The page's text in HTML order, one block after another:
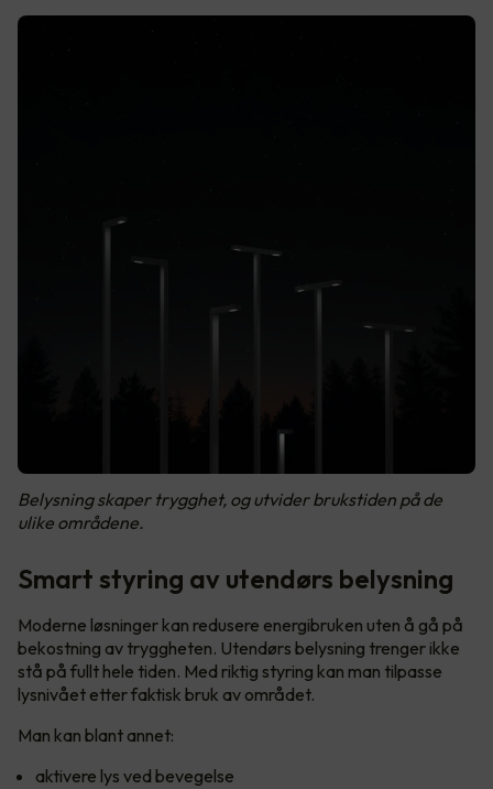
Belysning skaper trygghet, og utvider brukstiden på de
ulike områdene.
Smart styring av utendørs belysning
Moderne løsninger kan redusere energibruken uten å gå på
bekostning av tryggheten. Utendørs belysning trenger ikke
stå på fullt hele tiden. Med riktig styring kan man tilpasse
lysnivået etter faktisk bruk av området.
Man kan blant annet:
aktivere lys ved bevegelse